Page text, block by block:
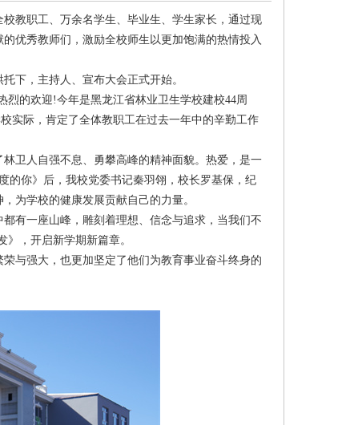
教职工、万余名学生、毕业生、学生家长，通过现
优秀教师们，激励全校师生以更加饱满的热情投入
下，主持人、宣布大会正式开始。
的欢迎!今年是黑龙江省林业卫生学校建校44周
实际，肯定了全体教职工在过去一年中的辛勤工作
卫人自强不息、勇攀高峰的精神面貌。热爱，是一
的你》后，我校党委书记秦羽翎，校长罗基保，纪
为学校的健康发展贡献自己的力量。
有一座山峰，雕刻着理想、信念与追求，当我们不
，开启新学期新篇章。
与强大，‌也更加坚定了他们为教育事业奋斗终身的